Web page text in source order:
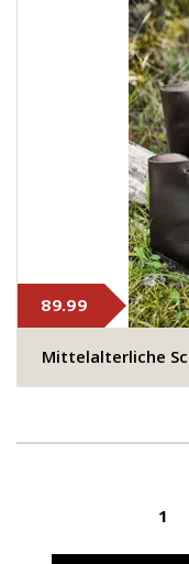
89.99
Mittelalterliche
1